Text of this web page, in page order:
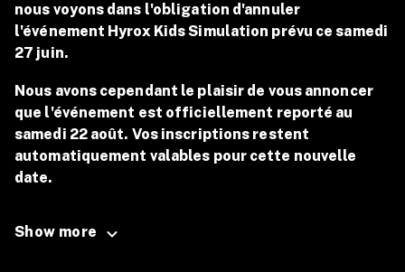
nous voyons dans l'obligation d'annuler
l'événement Hyrox Kids Simulation prévu ce samedi
27 juin.
Nous avons cependant le plaisir de vous annoncer
que l'événement est officiellement reporté au
samedi 22 août. Vos inscriptions restent
automatiquement valables pour cette nouvelle
date.
-------------------
Show more